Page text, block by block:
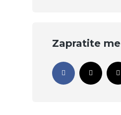
Zapratite me